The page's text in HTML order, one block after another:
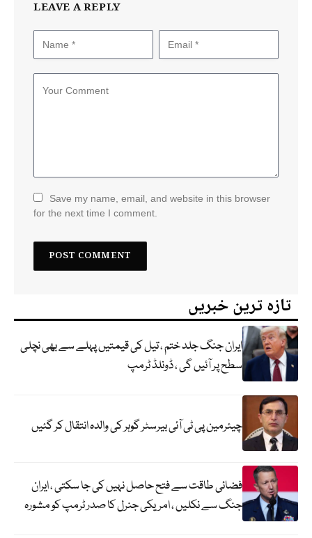
LEAVE A REPLY
Save my name, email, and website in this browser
for the next time I comment.
تازہ ترین خبریں
ایران جنگ جلد ختم ، تیل کی قیمتیں پہلے سے بھی نچلی
سطح پر آئیں گی ، ڈونلڈ ٹرمپ
چیئرمین پی ٹی آئی بیرسٹر گوہر کی والدہ انتقال کر گئیں
فضائی طاقت سے فتح حاصل نہیں کی جا سکتی ، ایران
جنگ سے نکلیں ، امریکی جنرل کا صدر ٹرمپ کو مشورہ